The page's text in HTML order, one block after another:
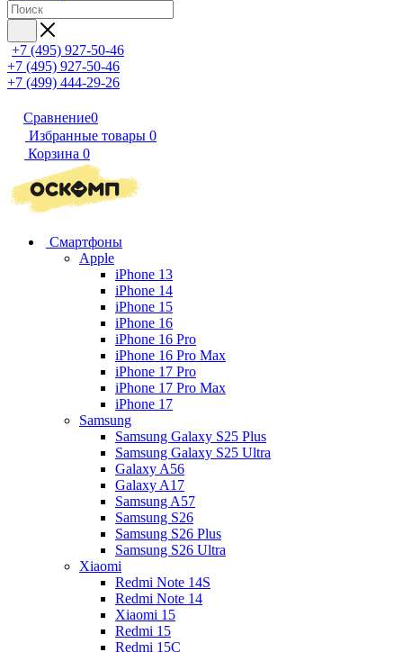
+7 (495) 927-50-46
+7 (495) 927-50-46
+7 (499) 444-29-26
Сравнение0
Избранные товары 0
Корзина 0
Смартфоны
Apple
iPhone 13
iPhone 14
iPhone 15
iPhone 16
iPhone 16 Pro
iPhone 16 Pro Max
iPhone 17 Pro
iPhone 17 Pro Max
iPhone 17
Samsung
Samsung Galaxy S25 Plus
Samsung Galaxy S25 Ultra
Galaxy A56
Galaxy A17
Samsung A57
Samsung S26
Samsung S26 Plus
Samsung S26 Ultra
Xiaomi
Redmi Note 14S
Redmi Note 14
Xiaomi 15
Redmi 15
Redmi 15C